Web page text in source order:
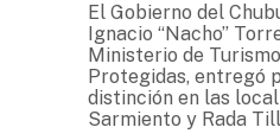
El Gobierno del
Ignacio “Nacho”
Ministerio de
Protegidas, entregó
distinción en las
Sarmiento y Rada